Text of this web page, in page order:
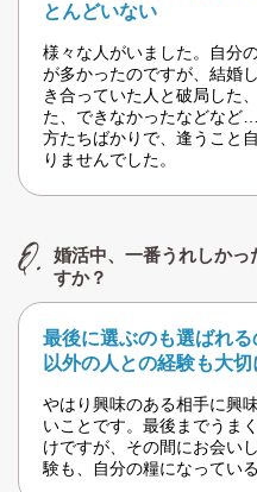
とんどいない
様々な人がいました。自分
が多かったのですが、結婚
き合っていた人と破局した
た、できなかったなどなど
方たちばかりで、逢うこと
りませんでした。
婚活中、一番うれしか
すか？
最後に選ぶのも選ばれ
以外の人との経験も大切
やはり興味のある相手に興
いことです。最後までうま
けですが、その間にお会い
験も、自分の糧になってい